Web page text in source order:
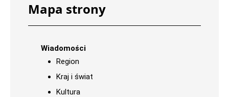
Mapa strony
Wiadomości
Region
Kraj i świat
Kultura